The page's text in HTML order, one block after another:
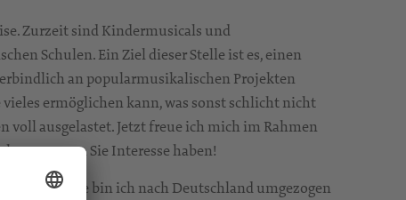
Zurzeit sind Kindermusicals und
Schulen. Ein Ziel dieser Stelle ist es, einen
an popularmusikalischen Projekten
ermöglichen kann, was sonst schlicht nicht
ausgelastet. Jetzt freue ich mich im Rahmen
gern, wenn Sie Interesse haben!
in Halle bin ich nach Deutschland umgezogen